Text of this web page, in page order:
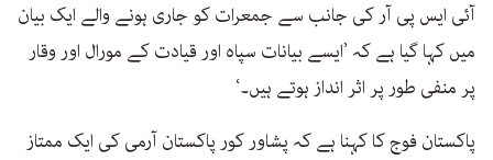
آئی ایس پی آر کی جانب سے جمعرات کو جاری ہونے والے ایک بیان
میں کہا گیا ہے کہ ’ایسے بیانات سپاہ اور قیادت کے مورال اور وقار
پر منفی طور پر اثر انداز ہوتے ہیں۔‘
پاکستان فوج کا کہنا ہے کہ پشاور کور پاکستان آرمی کی ایک ممتاز